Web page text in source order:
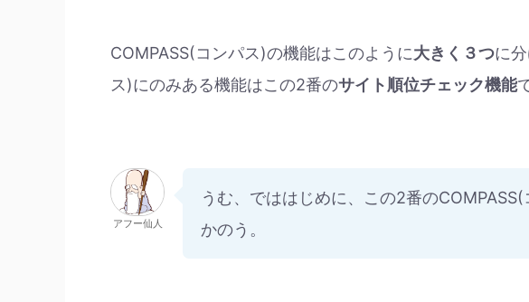
COMPASS(コンパス)の機能はこのように大きく３つに
ス)にのみある機能はこの2番のサイト順位チェック機能
アフー仙人
うむ、でははじめに、この2番の
かのう。